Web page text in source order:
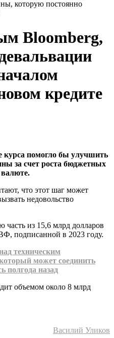
Bloomberg,
кредите
курса помогло бы улучшить
за счет роста бюджетных
что этот шаг может
недовольство
из 15,6 млрд долларов
подписанной в 2023 году.
техническим
может соединить
полгода назад
объемом около 8 млрд
Василий Уликов